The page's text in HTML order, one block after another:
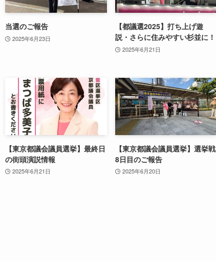
当選のご報告
2025年6月23日
【都議選2025】打ち上げ遊
説・さらに住みやすい杉並に！
2025年6月21日
【東京都議会議員選挙】最終日
の街頭演説情報
2025年6月21日
【東京都議会議員選挙】選挙戦
8日目のご報告
2025年6月20日